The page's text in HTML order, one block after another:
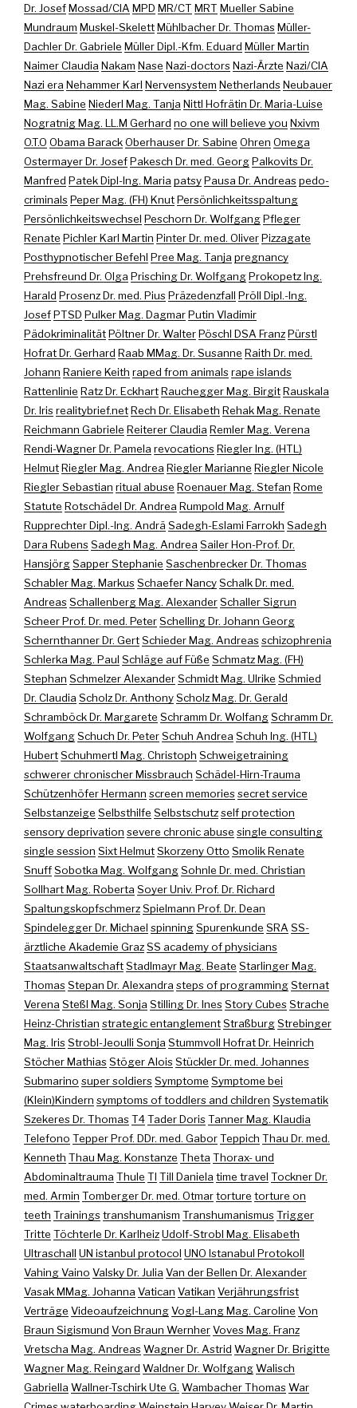
Dr. JosefMossad/CIA MPD MR/CT MRT Mueller Sabine
Mundraum Muskel-SkelettMühlbacher Dr. ThomasMüller-
Dachler Dr. Gabriele Müller Dipl.-Kfm. Eduard Müller Martin
Naimer Claudia Nakam Nase Nazi-doctorsNazi-Ärzte Nazi/CIA
Nazi era Nehammer Karl Nervensystem NetherlandsNeubauer
Mag. Sabine Niederl Mag. Tanja Nittl Hofrätin Dr. Maria-Luise
Nogratnig Mag. LL.M Gerhard no one will believe you Nxivm
O.T.O Obama BarackOberhauser Dr. Sabine Ohren Omega
Ostermayer Dr. JosefPakesch Dr. med. GeorgPalkovits Dr.
Manfred Patek Dipl-Ing. Maria patsyPausa Dr. Andreaspedo-
criminalsPeper Mag. (FH) KnutPersönlichkeitsspaltung
Persönlichkeitswechsel Peschorn Dr. WolfgangPfleger
Renate Pichler Karl Martin Pinter Dr. med. OliverPizzagate
Posthypnotischer Befehl Pree Mag. Tanja pregnancy
Prehsfreund Dr. Olga Prisching Dr. WolfgangProkopetz Ing.
Harald Prosenz Dr. med. PiusPräzedenzfall Pröll Dipl.-Ing.
JosefPTSD Pulker Mag. DagmarPutin Vladimir
PädokriminalitätPöltner Dr. WalterPöschl DSA FranzPürstl
Hofrat Dr. Gerhard Raab MMag. Dr. Susanne Raith Dr. med.
Johann Raniere Keith raped from animalsrape islands
Rattenlinie Ratz Dr. EckhartRauchegger Mag. BirgitRauskala
Dr. Irisrealitybrief.netRech Dr. Elisabeth Rehak Mag. Renate
Reichmann Gabriele Reiterer Claudia Remler Mag. Verena
Rendi-Wagner Dr. Pamela revocationsRiegler Ing. (HTL)
HelmutRiegler Mag. Andrea Riegler Marianne Riegler Nicole
Riegler Sebastian ritual abuse Roenauer Mag. Stefan Rome
Statute Rotschädel Dr. Andrea Rumpold Mag. Arnulf
Rupprechter Dipl.-Ing. Andrä Sadegh-Eslami Farrokh Sadegh
Dara RubensSadegh Mag. Andrea Sailer Hon-Prof. Dr.
HansjörgSapper Stephanie Saschenbrecker Dr. Thomas
Schabler Mag. MarkusSchaefer NancySchalk Dr. med.
AndreasSchallenberg Mag. AlexanderSchaller Sigrun
Scheer Prof. Dr. med. PeterSchelling Dr. Johann Georg
Schernthanner Dr. GertSchieder Mag. Andreasschizophrenia
Schlerka Mag. Paul Schläge auf Füße Schmatz Mag. (FH)
Stephan Schmelzer AlexanderSchmidt Mag. Ulrike Schmied
Dr. Claudia Scholz Dr. AnthonyScholz Mag. Dr. Gerald
Schramböck Dr. Margarete Schramm Dr. WolfangSchramm Dr.
WolfgangSchuch Dr. PeterSchuh Andrea Schuh Ing. (HTL)
HubertSchuhmertl Mag. Christoph Schweigetraining
schwerer chronischer Missbrauch Schädel-Hirn-Trauma
Schützenhöfer Hermann screen memoriessecret service
Selbstanzeige Selbsthilfe Selbstschutzself protection
sensory deprivation severe chronic abuse single consulting
single session Sixt HelmutSkorzeny Otto Smolik Renate
SnuffSobotka Mag. WolfgangSohnle Dr. med. Christian
Sollhart Mag. Roberta Soyer Univ. Prof. Dr. Richard
SpaltungskopfschmerzSpielmann Prof. Dr. Dean
Spindelegger Dr. Michael spinningSpurenkunde SRA SS-
ärztliche Akademie GrazSS academy of physicians
StaatsanwaltschaftStadlmayr Mag. Beate Starlinger Mag.
ThomasStepan Dr. Alexandra steps of programmingSternat
Verena Steßl Mag. Sonja Stilling Dr. InesStory CubesStrache
Heinz-Christian strategic entanglementStraßburgStrebinger
Mag. IrisStrobl-Jeoulli Sonja Stummvoll Hofrat Dr. Heinrich
Stöcher MathiasStöger AloisStückler Dr. med. Johannes
Submarino super soldiersSymptome Symptome bei
(Klein)Kindern symptoms of toddlers and children Systematik
Szekeres Dr. ThomasT4Tader DorisTanner Mag. Klaudia
Telefono Tepper Prof. DDr. med. GaborTeppich Thau Dr. med.
Kenneth Thau Mag. Konstanze Theta Thorax- und
Abdominaltrauma Thule TI Till Daniela time travel Tockner Dr.
med. Armin Tomberger Dr. med. Otmartorture torture on
teeth Trainingstranshumanism TranshumanismusTrigger
Tritte Töchterle Dr. KarlheizUdolf-Strobl Mag. Elisabeth
Ultraschall UN istanbul protocol UNO Istanabul Protokoll
Vahing Vaino Valsky Dr. Julia Van der Bellen Dr. Alexander
Vasak MMag. Johanna Vatican Vatikan Verjährungsfrist
Verträge VideoaufzeichnungVogl-Lang Mag. Caroline Von
Braun Sigismund Von Braun WernherVoves Mag. Franz
Vretscha Mag. AndreasWagner Dr. Astrid Wagner Dr. Brigitte
Wagner Mag. Reingard Waldner Dr. WolfgangWalisch
Gabriella Wallner-Tschirk Ute G. Wambacher ThomasWar